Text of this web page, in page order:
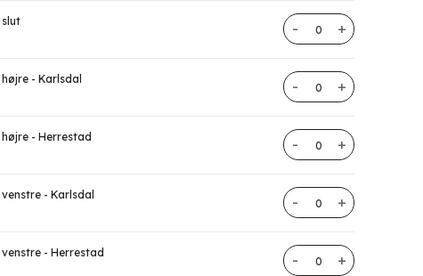
Trappestolpe antal
- Karlsdal Trappestolpe antal
- Herrestad Trappestolpe antal
- Karlsdal Trappestolpe antal
- Herrestad Trappestolpe antal